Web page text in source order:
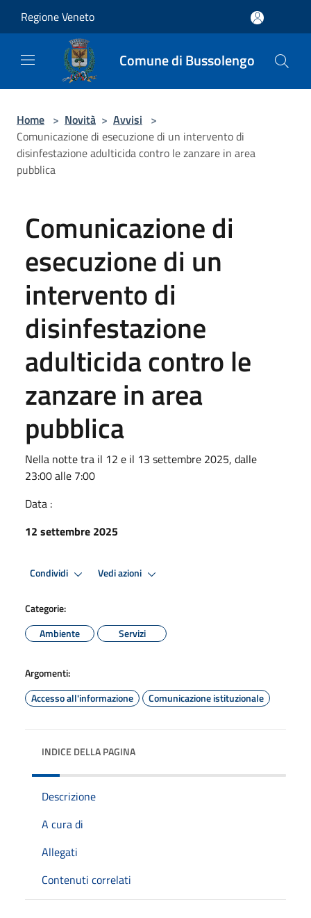
Regione Veneto
Comune di Bussolengo
Home > Novità > Avvisi >
Comunicazione di esecuzione di un intervento di
disinfestazione adulticida contro le zanzare in area
pubblica
Comunicazione di
esecuzione di un
intervento di
disinfestazione
adulticida contro le
zanzare in area
pubblica
Nella notte tra il 12 e il 13 settembre 2025, dalle
23:00 alle 7:00
Data :
12 settembre 2025
Condividi Vedi azioni
Categorie:
Ambiente
Servizi
Argomenti:
Accesso all'informazione
Comunicazione istituzionale
INDICE DELLA PAGINA
Descrizione
A cura di
Allegati
Contenuti correlati